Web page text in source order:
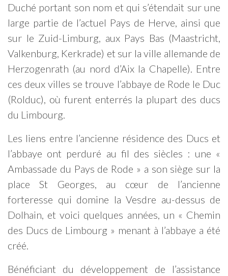
Duché portant son nom et qui s’étendait sur une
large partie de l’actuel Pays de Herve, ainsi que
sur le Zuid-Limburg, aux Pays Bas (Maastricht,
Valkenburg, Kerkrade) et sur la ville allemande de
Herzogenrath (au nord d’Aix la Chapelle). Entre
ces deux villes se trouve l’abbaye de Rode le Duc
(Rolduc), où furent enterrés la plupart des ducs
du Limbourg.
Les liens entre l’ancienne résidence des Ducs et
l’abbaye ont perduré au fil des siècles : une «
Ambassade du Pays de Rode » a son siège sur la
place St Georges, au cœur de l’ancienne
forteresse qui domine la Vesdre au-dessus de
Dolhain, et voici quelques années, un « Chemin
des Ducs de Limbourg » menant à l’abbaye a été
créé.
Bénéficiant du développement de l’assistance